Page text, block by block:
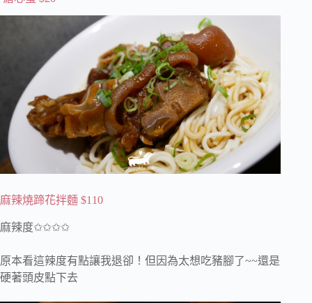
麻辣燒蹄花拌麵 $110
麻辣度✩✩✩✩
原本看這辣度有點讓我退卻！但因為太想吃豬腳了~~還是
硬著頭皮點下去